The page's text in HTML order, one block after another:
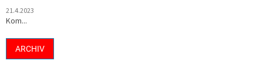
21.4.2023
Kom...
ARCHIV